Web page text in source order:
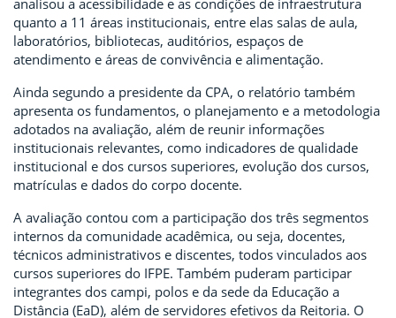
quanto a 11 áreas institucionais, entre elas salas de aula,
laboratórios, bibliotecas, auditórios, espaços de
atendimento e áreas de convivência e alimentação.
Ainda segundo a presidente da CPA, o relatório também
apresenta os fundamentos, o planejamento e a metodologia
adotados na avaliação, além de reunir informações
institucionais relevantes, como indicadores de qualidade
institucional e dos cursos superiores, evolução dos cursos,
matrículas e dados do corpo docente.
A avaliação contou com a participação dos três segmentos
internos da comunidade acadêmica, ou seja, docentes,
técnicos administrativos e discentes, todos vinculados aos
cursos superiores do IFPE. Também puderam participar
integrantes dos campi, polos e da sede da Educação a
Distância (EaD), além de servidores efetivos da Reitoria. O